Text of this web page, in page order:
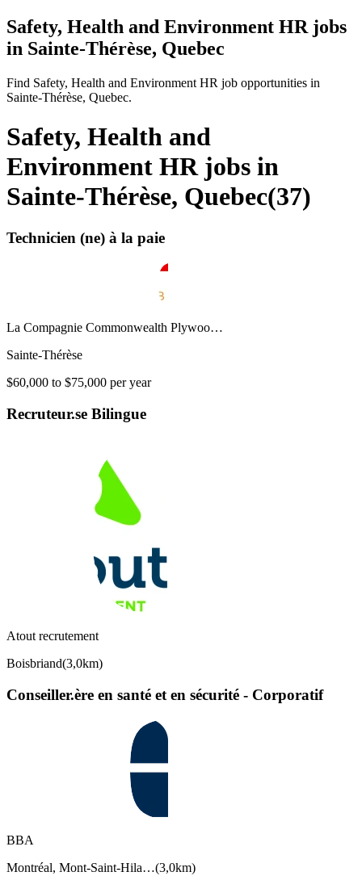
Safety, Health and Environment HR jobs
in Sainte-Thérèse, Quebec
Find Safety, Health and Environment HR job opportunities in
Sainte-Thérèse, Quebec.
Safety, Health and
Environment HR jobs in
Sainte-Thérèse, Quebec(37)
Technicien (ne) à la paie
La Compagnie Commonwealth Plywoo…
Sainte-Thérèse
$60,000 to $75,000 per year
Recruteur.se Bilingue
Atout recrutement
Boisbriand(3,0km)
Conseiller.ère en santé et en sécurité - Corporatif
BBA
Montréal, Mont-Saint-Hila…(3,0km)